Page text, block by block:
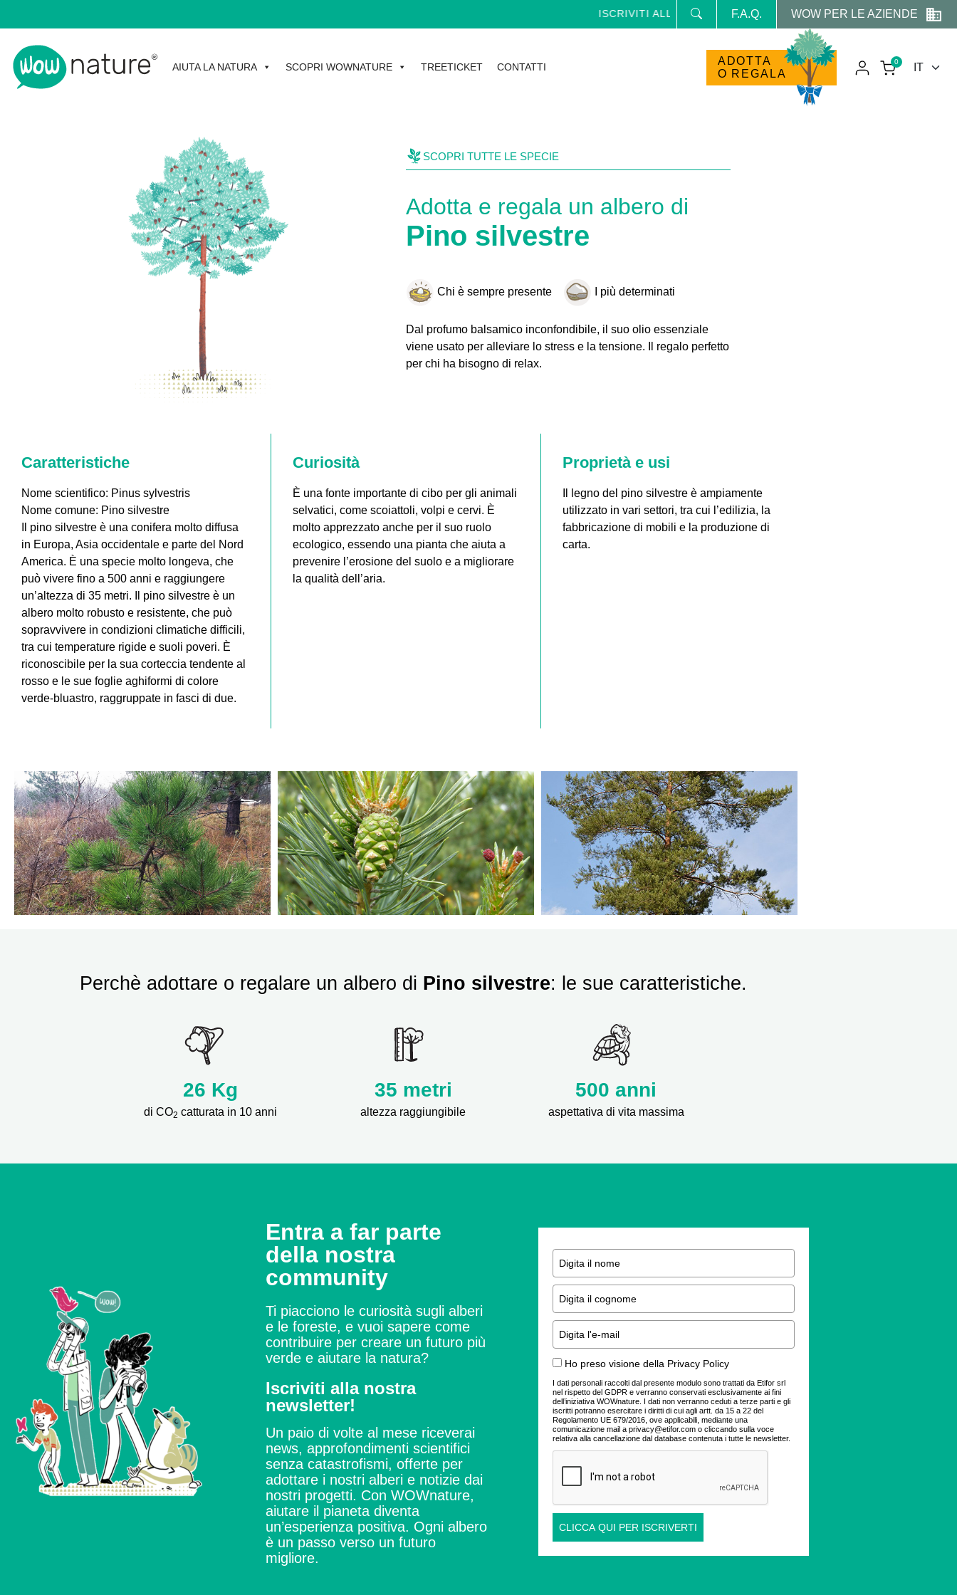
ISCRIVITI ALLA NEWSLETTER E RICEVI NEWS E PROMO RISERVATE
F.A.Q. WOW PER LE AZIENDE
AIUTA LA NATURA SCOPRI WOWNATURE TREETICKET CONTATTI
ADOTTA
O REGALA
0
SCOPRI TUTTE LE SPECIE
Adotta e regala un albero di
Pino silvestre
Chi è sempre presente I più determinati
Dal profumo balsamico inconfondibile, il suo olio essenziale
viene usato per alleviare lo stress e la tensione. Il regalo perfetto
per chi ha bisogno di relax.
Caratteristiche
Nome scientifico: Pinus sylvestris
Nome comune: Pino silvestre
Il pino silvestre è una conifera molto diffusa
in Europa, Asia occidentale e parte del Nord
America. È una specie molto longeva, che
può vivere fino a 500 anni e raggiungere
un’altezza di 35 metri. Il pino silvestre è un
albero molto robusto e resistente, che può
sopravvivere in condizioni climatiche difficili,
tra cui temperature rigide e suoli poveri. È
riconoscibile per la sua corteccia tendente al
rosso e le sue foglie aghiformi di colore
verde-bluastro, raggruppate in fasci di due.
Curiosità
È una fonte importante di cibo per gli animali
selvatici, come scoiattoli, volpi e cervi. È
molto apprezzato anche per il suo ruolo
ecologico, essendo una pianta che aiuta a
prevenire l’erosione del suolo e a migliorare
la qualità dell’aria.
Proprietà e usi
Il legno del pino silvestre è ampiamente
utilizzato in vari settori, tra cui l’edilizia, la
fabbricazione di mobili e la produzione di
carta.
Perchè adottare o regalare un albero di Pino silvestre: le sue caratteristiche.
26 Kg
di CO2 catturata in 10 anni
35 metri
altezza raggiungibile
500 anni
aspettativa di vita massima
Entra a far parte
della nostra
community
Ti piacciono le curiosità sugli alberi
e le foreste, e vuoi sapere come
contribuire per creare un futuro più
verde e aiutare la natura?
Iscriviti alla nostra
newsletter!
Un paio di volte al mese riceverai
news, approfondimenti scientifici
senza catastrofismi, offerte per
adottare i nostri alberi e notizie dai
nostri progetti. Con WOWnature,
aiutare il pianeta diventa
un’esperienza positiva. Ogni albero
è un passo verso un futuro
migliore.
Ho preso visione della Privacy Policy
I dati personali raccolti dal presente modulo sono trattati da Etifor srl
nel rispetto del GDPR e verranno conservati esclusivamente ai fini
dell’iniziativa WOWnature. I dati non verranno ceduti a terze parti e gli
iscritti potranno esercitare i diritti di cui agli artt. da 15 a 22 del
Regolamento UE 679/2016, ove applicabili, mediante una
comunicazione mail a privacy@etifor.com o cliccando sulla voce
relativa alla cancellazione dal database contenuta i tutte le newsletter.
CLICCA QUI PER ISCRIVERTI